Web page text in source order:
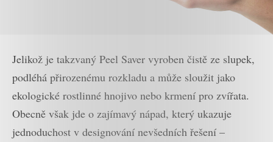
Jelikož je takzvaný Peel Saver vyroben čistě ze slupek,
podléhá přirozenému rozkladu a může sloužit jako
ekologické rostlinné hnojivo nebo krmení pro zvířata.
Obecně však jde o zajímavý nápad, který ukazuje
jednoduchost v designování nevšedních řešení –